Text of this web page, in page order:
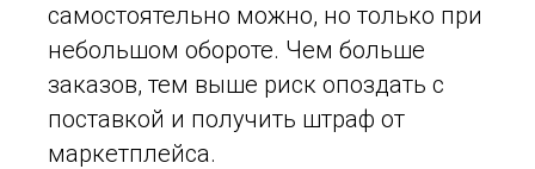
самостоятельно можно, но только при
небольшом обороте. Чем больше
заказов, тем выше риск опоздать с
поставкой и получить штраф от
маркетплейса.